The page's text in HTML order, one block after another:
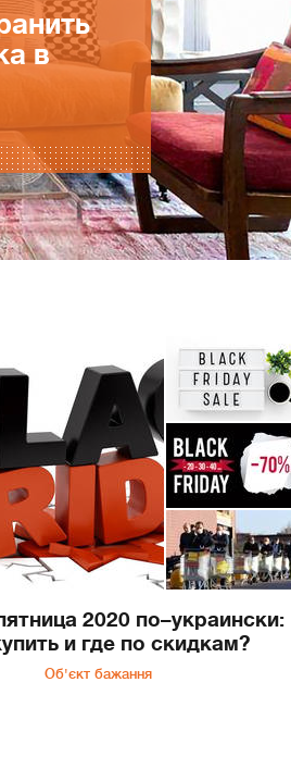
в
2020 по–украински:
и где по скидкам?
Об'єкт бажання